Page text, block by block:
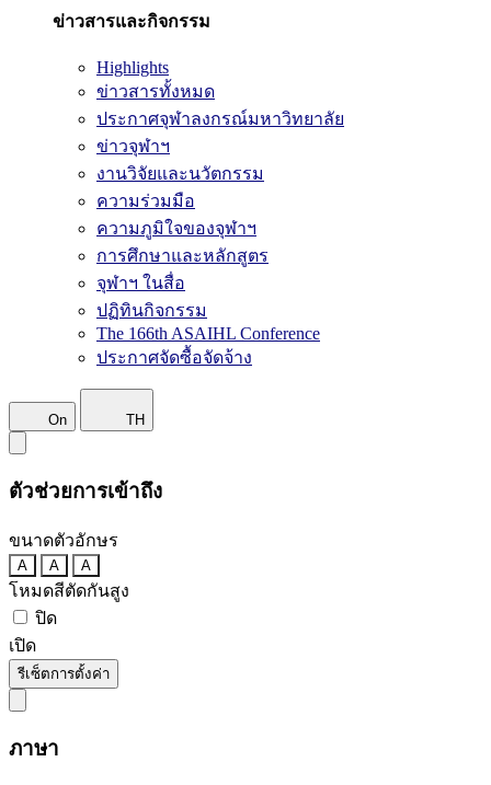
ข่าวสารและกิจกรรม
Highlights
ข่าวสารทั้งหมด
ประกาศจุฬาลงกรณ์มหาวิทยาลัย
ข่าวจุฬาฯ
งานวิจัยและนวัตกรรม
ความร่วมมือ
ความภูมิใจของจุฬาฯ
การศึกษาและหลักสูตร
จุฬาฯ ในสื่อ
ปฏิทินกิจกรรม
The 166th ASAIHL Conference
ประกาศจัดซื้อจัดจ้าง
On TH
ตัวช่วยการเข้าถึง
ขนาดตัวอักษร
A A A
โหมดสีตัดกันสูง
ปิด
เปิด
รีเซ็ตการตั้งค่า
ภาษา